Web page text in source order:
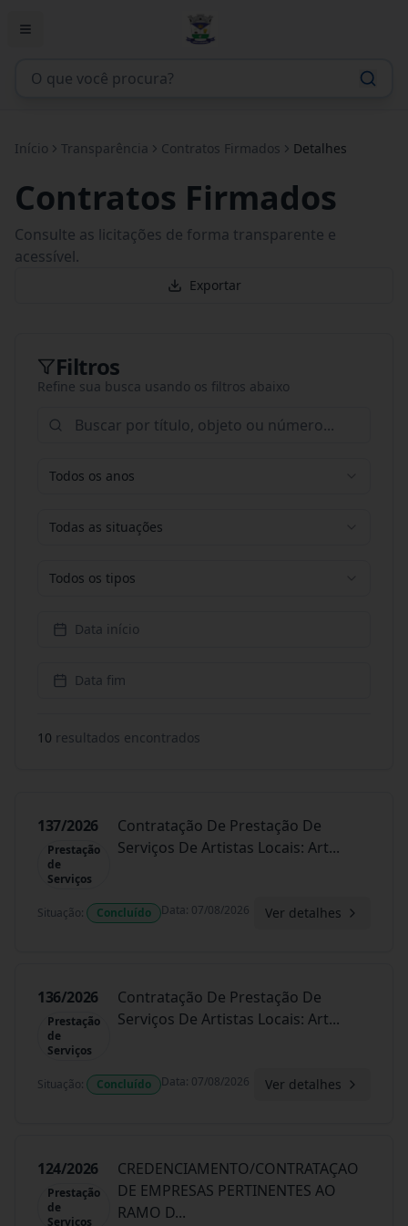
Início Transparência Contratos Firmados Detalhes
Contratos Firmados
Consulte as licitações de forma transparente e
acessível.
Exportar
Filtros
Refine sua busca usando os filtros abaixo
Todos os anos
Todas as situações
Todos os tipos
Data início
Data fim
10 resultados encontrados
137/2026
Prestação
de
Serviços
Contratação De Prestação De
Serviços De Artistas Locais: Art...
Situação: Concluído Data: 07/08/2026 Ver detalhes
136/2026
Prestação
de
Serviços
Contratação De Prestação De
Serviços De Artistas Locais: Art...
Situação: Concluído Data: 07/08/2026 Ver detalhes
124/2026
Prestação
de
Serviços
CREDENCIAMENTO/CONTRATAÇAO
DE EMPRESAS PERTINENTES AO
RAMO D...